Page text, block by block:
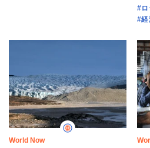
#ロ
#経
World Now